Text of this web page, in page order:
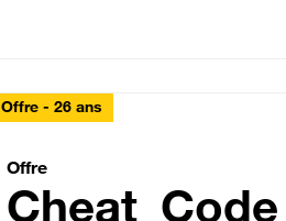
Offre - 26 ans
Cheat_Code
Offre
Cheat_Code